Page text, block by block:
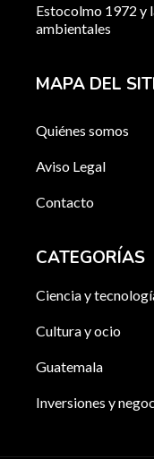
Estocolmo 1972 y
ambientales
MAPA DEL
Quiénes somos
Aviso Legal
Contacto
CATEGORÍAS
Ciencia y
Cultura y ocio
Guatemala
Inversiones y